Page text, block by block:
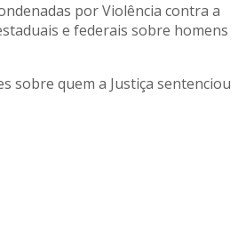
por Violência contra a
e federais sobre homens
sobre quem a Justiça sentenciou